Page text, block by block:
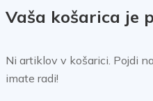
Vaša košarica je
Ni artiklov v košarici. Pojdi
imate radi!